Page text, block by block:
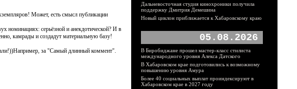
Может, есть смысл публикации
номинациях: серьёзной и анекдотической? И в
камрады и создадут материальную базу!
за "Самый длинный коммент".
Дальневосточная студия кинохроники получила
поддержку Дмитрия Демешина
Новый циклон приближается к Хабаровскому краю
05.08.2026
В Биробиджане прошел мастер-класс стилиста
международного уровня Алекса Датского
В Хабаровском крае подготовились к возможному
повышению уровня Амура
Более 40 социальных выплат проиндексируют в
Хабаровском крае в 2027 году